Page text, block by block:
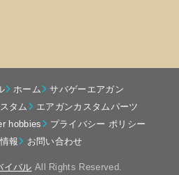
ホーム
サバゲーエアガン
タム
エアガンカスタムパーツ
hobbies
プライバシー ポリシー
報
お問い合わせ
イバル All Rights Reserved.